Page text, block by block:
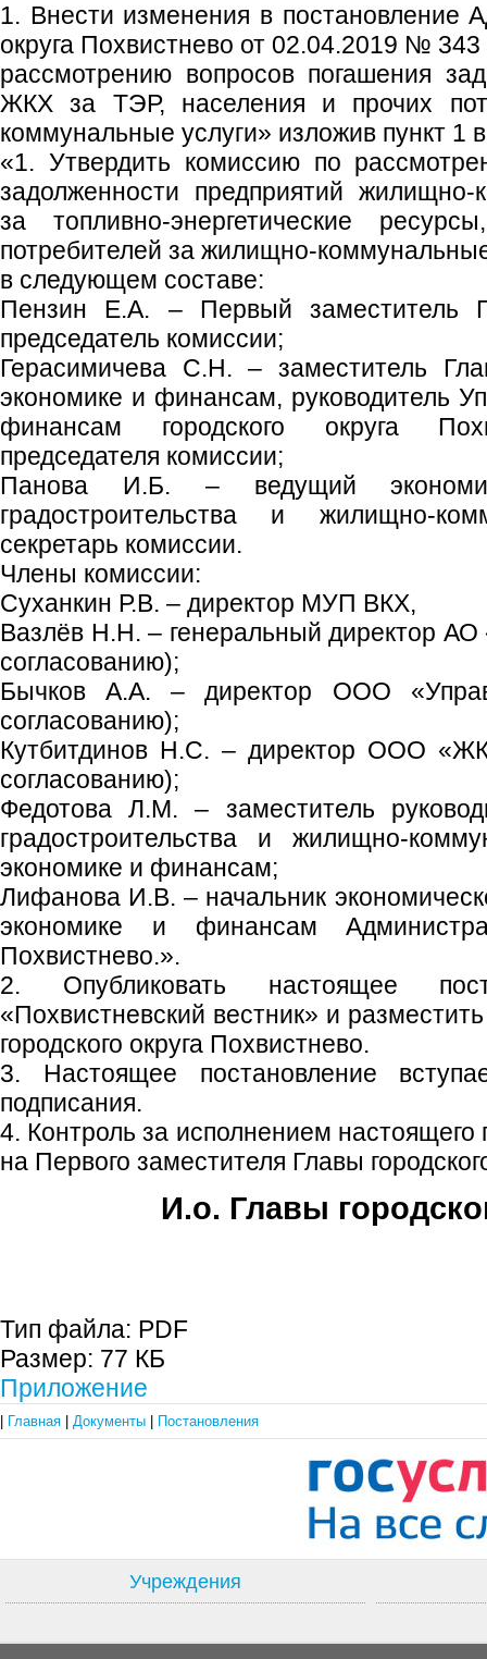
1. Внести изменения в постановление
округа Похвистнево от 02.04.2019 №
рассмотрению вопросов погашения
ЖКХ за ТЭР, населения и прочих
коммунальные услуги» изложив пункт 1
«1. Утвердить комиссию по
задолженности предприятий жилищно-
за топливно-энергетические
потребителей за жилищно-
в следующем составе:
Пензин Е.А. – Первый заместитель
председатель комиссии;
Герасимичева С.Н. – заместитель
экономике и финансам, руководитель
финансам городского округа
председателя комиссии;
Панова И.Б. – ведущий
градостроительства и жилищно-
секретарь комиссии.
Члены комиссии:
Суханкин Р.В. – директор МУП ВКХ,
Вазлёв Н.Н. – генеральный директор АО
согласованию);
Бычков А.А. – директор ООО
согласованию);
Кутбитдинов Н.С. – директор ООО
согласованию);
Федотова Л.М. – заместитель
градостроительства и жилищно-
экономике и финансам;
Лифанова И.В. – начальник
экономике и финансам
Похвистнево.».
2. Опубликовать настоящее
«Похвистневский вестник» и
городского округа Похвистнево.
3. Настоящее постановление
подписания.
4. Контроль за исполнением настоящего
на Первого заместителя Главы
И.о. Главы
Тип файла: PDF
Размер: 77 КБ
Приложение
Главная Документы Постановления
Учреждения